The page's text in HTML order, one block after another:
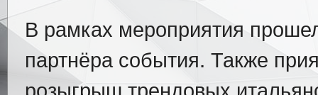
В рамках мероприятия
партнёра события. Также
розыгрыш трендовых